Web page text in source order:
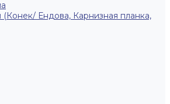
Ендова, Карнизная планка,